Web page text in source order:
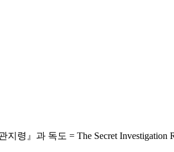
령』과 독도 = The Secret Investigation